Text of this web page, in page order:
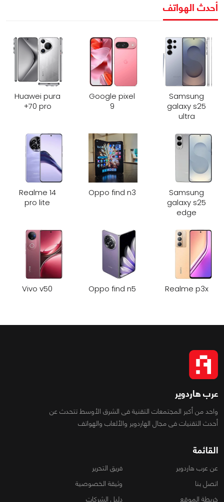
أحدث الهواتف
Samsung
galaxy s25
ultra
Google pixel
9
Huawei pura
70 pro+
Samsung
galaxy s25
edge
Oppo find n3
Realme 14
pro lite
Realme p3x
Oppo find n5
Vivo v50
عرب هاردوير
واحد من أكبر المجتمعات التقنية فى الشرق الأوسط تتحدث عن
أحدث التقنيات فى مجال الهاردوير والألعاب والهواتف
القائمة
عن عرب هاردوير
فريق التحرير
اتصل بنا
وثيقة الخصوصية
خريطة الموقع
دليل الشركات